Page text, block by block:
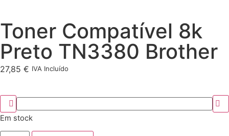
Toner Compatível 8k
Preto TN3380 Brother
27,85 € IVA Incluído
Em stock